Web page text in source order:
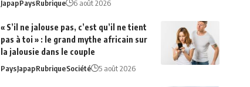
JapapPaysRubrique 6 août 2026
« S’il ne jalouse pas, c’est qu’il ne tient
pas à toi » : le grand mythe africain sur
la jalousie dans le couple
PaysJapapRubriqueSociété 5 août 2026